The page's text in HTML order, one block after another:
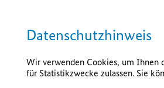
Datenschutzhinweis
Wir verwenden Cookies, um Ihnen
für Statistikzwecke zulassen. Sie